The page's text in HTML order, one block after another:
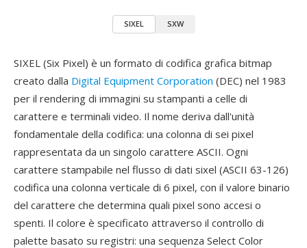
SIXEL SXW
SIXEL (Six Pixel) è un formato di codifica grafica bitmap
creato dalla Digital Equipment Corporation (DEC) nel 1983
per il rendering di immagini su stampanti a celle di
carattere e terminali video. Il nome deriva dall'unità
fondamentale della codifica: una colonna di sei pixel
rappresentata da un singolo carattere ASCII. Ogni
carattere stampabile nel flusso di dati sixel (ASCII 63-126)
codifica una colonna verticale di 6 pixel, con il valore binario
del carattere che determina quali pixel sono accesi o
spenti. Il colore è specificato attraverso il controllo di
palette basato su registri: una sequenza Select Color